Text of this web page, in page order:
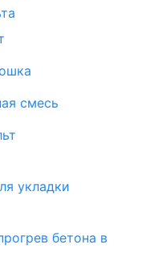
смесь
укладки
бетона в